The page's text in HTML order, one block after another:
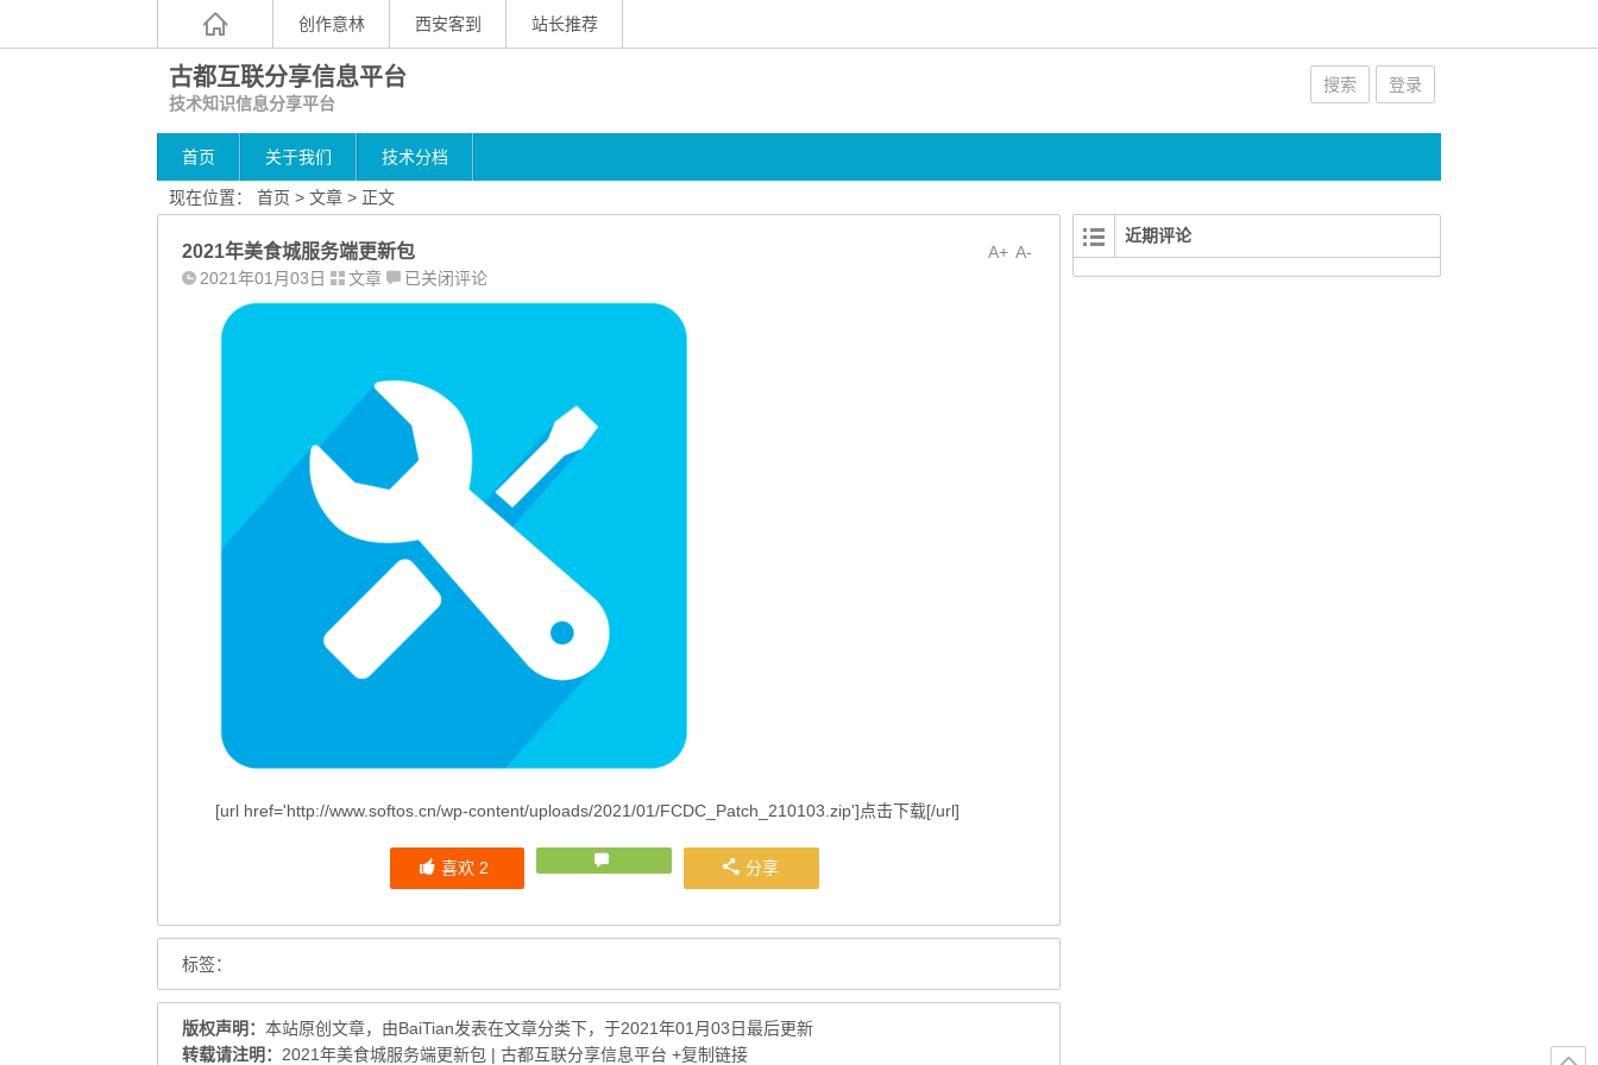
创作意林 西安客到 站长推荐
古都互联分享信息平台
技术知识信息分享平台
搜索 登录
首页 关于我们 技术分档
现在位置： 首页 > 文章 > 正文
A-
A+
2021年美食城服务端更新包
2021年01月03日 文章
2021
年
城
务
端
包
已关闭评论
[url href='http://www.softos.cn/wp-content/uploads/2021/01/FCDC_Patch_210103.zip']点击下载[/url]
喜欢 2 分享
标签：
版权声明： 本站原创文章，由BaiTian发表在文章分类下，于2021年01月03日最后更新
转载请注明： 2021年美食城服务端更新包 | 古都互联分享信息平台 +复制链接
近期评论